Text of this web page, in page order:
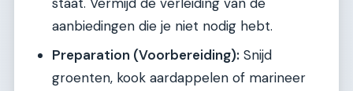
aanbiedingen die je niet nodig hebt.
Preparation (Voorbereiding): Snijd
groenten, kook aardappelen of marineer